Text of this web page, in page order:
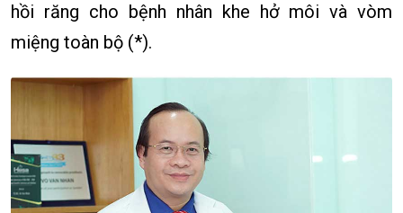
hồi răng cho bệnh nhân khe hở môi và vòm
miệng toàn bộ (*).